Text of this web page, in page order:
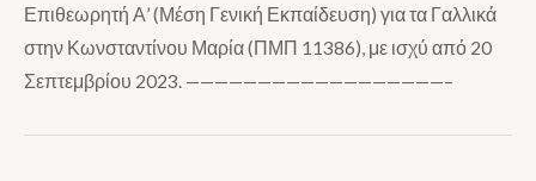
Επιθεωρητή Α’ (Μέση Γενική Εκπαίδευση) για τα Γαλλικά
στην Κωνσταντίνου Μαρία (ΠΜΠ 11386), με ισχύ από 20
Σεπτεμβρίου 2023. ——————————————————–